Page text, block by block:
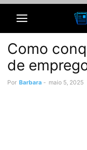
Como
de
Por Barbara - maio 5, 2025